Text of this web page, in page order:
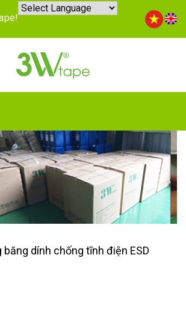
băng dính chống tĩnh điện ESD